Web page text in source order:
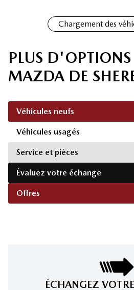
Chargement des
PLUS
MAZDA DE
Véhicules neufs
Véhicules usagés
Service et pièces
Évaluez votre échange
Offres
ÉCHANGEZ